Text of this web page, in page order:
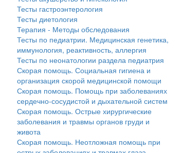
Тесты гастроэнтерология
Тесты диетология
Терапия - Методы обследования
Тесты по педиатрии. Медицинская генетика,
иммунология, реактивность, аллергия
Тесты по неонатологии раздела педиатрия
Скорая помощь. Социальная гигиена и
организация скорой медицинской помощи
Скорая помощь. Помощь при заболеваниях
сердечно-сосудистой и дыхательной систем
Скорая помощь. Острые хирургические
заболевания и травмы органов груди и
живота
Скорая помощь. Неотложная помощь при